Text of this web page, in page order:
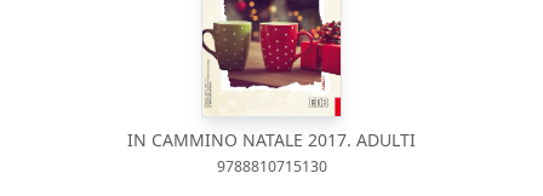
IN CAMMINO NATALE 2017. ADULTI
9788810715130